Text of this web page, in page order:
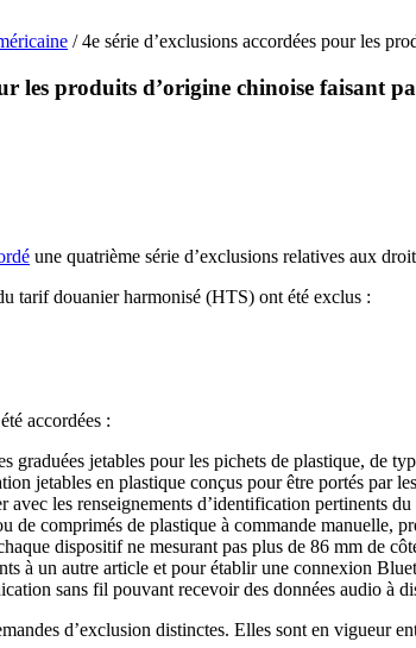
/4e série d’exclusions accordées pour les
les produits d’origine chinoise faisant
une quatrième série d’exclusions relatives aux
tarif douanier harmonisé (HTS) ont été exclus :
accordées :
graduées jetables pour les pichets de plastique, de
jetables en plastique conçus pour être portés par
avec les renseignements d’identification pertinents
comprimés de plastique à commande manuelle,
dispositif ne mesurant pas plus de 86 mm de
à un autre article et pour établir une connexion
sans fil pouvant recevoir des données audio à
d’exclusion distinctes. Elles sont en vigueur